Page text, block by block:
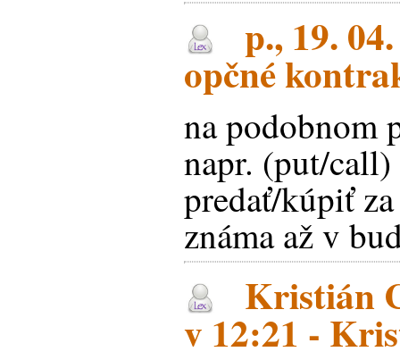
p., 19.
opčné
na podobnom
napr. (put/
predať/kúpiť
známa až v
Kristián
v 12:21 -